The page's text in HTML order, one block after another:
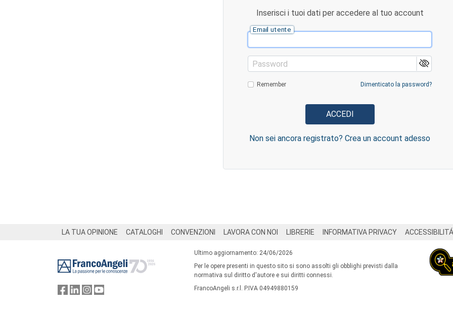
Inserisci i tuoi dati per accedere al tuo account
Email utente
Password
Remember Dimenticato la password?
Non sei ancora registrato? Crea un account adesso
LA TUA OPINIONE CATALOGHI CONVENZIONI LAVORA CON NOI LIBRERIE INFORMATIVA PRIVACY ACCESSIBILITÁ
Ultimo aggiornamento: 24/06/2026
Per le opere presenti in questo sito si sono assolti gli obblighi previsti dalla
normativa sul diritto d'autore e sui diritti connessi.
FrancoAngeli s.r.l. P.IVA 04949880159